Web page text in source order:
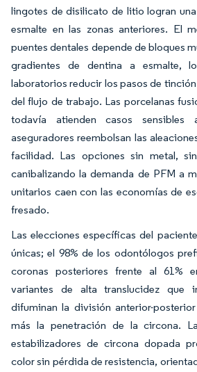
lingotes de disilicato de litio logran
esmalte en las zonas anteriores. El
puentes dentales depende de bloques
gradientes de dentina a esmalte,
laboratorios reducir los pasos de
del flujo de trabajo. Las porcelanas
todavía atienden casos
aseguradores reembolsan las
facilidad. Las opciones sin metal,
canibalizando la demanda de PFM a
unitarios caen con las economías de
fresado.
Las elecciones específicas del
únicas; el 98% de los odontólogos
coronas posteriores frente al 61%
variantes de alta translucidez que
difuminan la división anterior-
más la penetración de la circona.
estabilizadores de circona dopada
color sin pérdida de resistencia,